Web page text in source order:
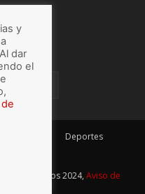
Deportes
Reservados 2024, Aviso de
y
dar
el